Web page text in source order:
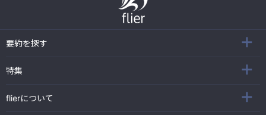
要約を探す
特集
flierについて